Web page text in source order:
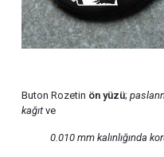
Buton Rozetin ön yüzü;
kağıtve
0.010 mm kalınlığında